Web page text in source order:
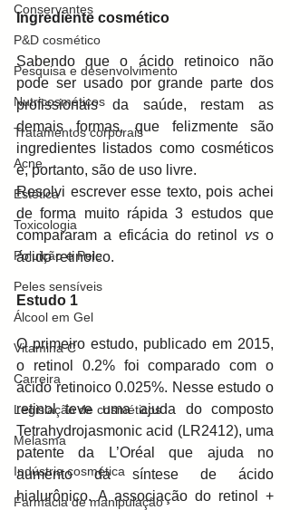
Conservantes
P&D cosmético
Pesquisa e desenvolvimento
Nutricosméticos
Tratamentos corporais
Acne
Estética
Toxicologia
Poluição e Pele
Peles sensíveis
Álcool em Gel
Vitamina C
Carreira
Legislação de cosméticos
Melasma
Indústria cosmética
Farmácia de manipulação
Ingrediente cosmético
Sabendo que o ácido retinoico não
pode ser usado por grande parte dos
profissionais da saúde, restam as
demais formas, que felizmente são
ingredientes listados como cosméticos
e, portanto, são de uso livre.
Resolvi escrever esse texto, pois achei
de forma muito rápida 3 estudos que
compararam a eficácia do retinol vs o
ácido retinoico.
Estudo 1
O primeiro estudo, publicado em 2015,
o retinol 0.2% foi comparado com o
ácido retinoico 0.025%. Nesse estudo o
retinol teve uma ajuda do composto
Tetrahydrojasmonic acid (LR2412), uma
patente da L’Oréal que ajuda no
aumento da síntese de ácido
hialurônico. A associação do retinol +